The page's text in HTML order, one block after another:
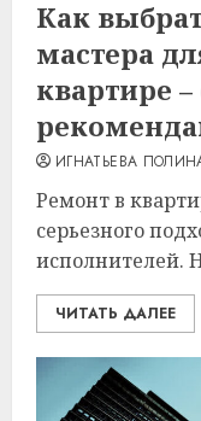
Как
мастера
квартире
ИГНАТЬЕВА
Ремонт в
серьезного
исполнителей.
ЧИТАТЬ ДАЛЕЕ